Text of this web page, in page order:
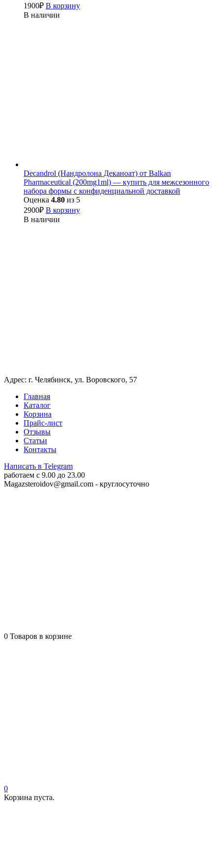
1900₽ В корзину
В наличии
Decandrol (Нандролона Деканоат) от Balkan
Pharmaceutical (200mg1ml) — купить для межсезонного
набора формы с конфиденциальной доставкой
Оценка 4.80 из 5
2900₽ В корзину
В наличии
Адрес: г. Челябинск, ул. Воровского, 57
Главная
Каталог
Корзина
Прайс-лист
Отзывы
Статьи
Контакты
Написать в Telegram
работаем c 9.00 до 23.00
Magazsteroidov@gmail.com - круглосуточно
0 Товаров в корзине
0
Корзина пуста.